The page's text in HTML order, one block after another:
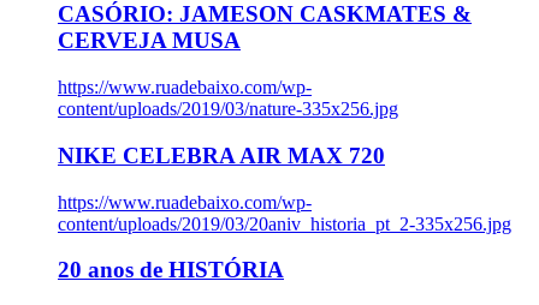
CASÓRIO: JAMESON CASKMATES &
CERVEJA MUSA
https://www.ruadebaixo.com/wp-
content/uploads/2019/03/nature-335x256.jpg
NIKE CELEBRA AIR MAX 720
https://www.ruadebaixo.com/wp-
content/uploads/2019/03/20aniv_historia_pt_2-335x256.jpg
20 anos de HISTÓRIA